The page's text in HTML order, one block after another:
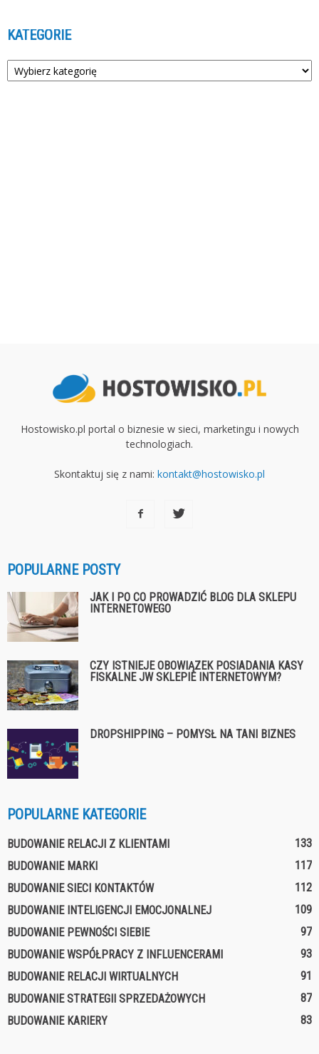
KATEGORIE
Kategorie
Hostowisko.pl portal o biznesie w sieci, marketingu i nowych
technologiach.
Skontaktuj się z nami: kontakt@hostowisko.pl
POPULARNE POSTY
JAK I PO CO PROWADZIĆ BLOG DLA SKLEPU
INTERNETOWEGO
CZY ISTNIEJE OBOWIĄZEK POSIADANIA KASY
FISKALNE JW SKLEPIE INTERNETOWYM?
DROPSHIPPING – POMYSŁ NA TANI BIZNES
POPULARNE KATEGORIE
BUDOWANIE RELACJI Z KLIENTAMI
133
BUDOWANIE MARKI
117
BUDOWANIE SIECI KONTAKTÓW
112
BUDOWANIE INTELIGENCJI EMOCJONALNEJ
109
BUDOWANIE PEWNOŚCI SIEBIE
97
BUDOWANIE WSPÓŁPRACY Z INFLUENCERAMI
93
BUDOWANIE RELACJI WIRTUALNYCH
91
BUDOWANIE STRATEGII SPRZEDAŻOWYCH
87
BUDOWANIE KARIERY
83